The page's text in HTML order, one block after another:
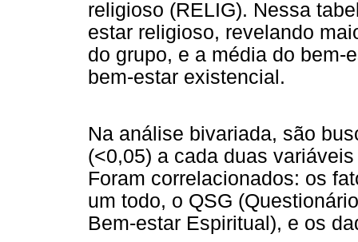
religioso (RELIG). Nessa
estar religioso, revelando
do grupo, e a média do bem-
bem-estar existencial.
Na análise bivariada, são
(<0,05) a cada duas
Foram correlacionados: os
um todo, o QSG
Bem-estar Espiritual), e os